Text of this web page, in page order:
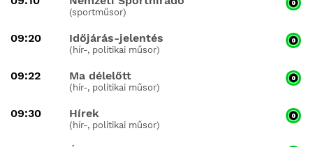
(sportműsor)
09:20 Időjárás-jelentés
(hír-, politikai műsor)
09:22 Ma délelőtt
(hír-, politikai műsor)
09:30 Hírek
(hír-, politikai műsor)